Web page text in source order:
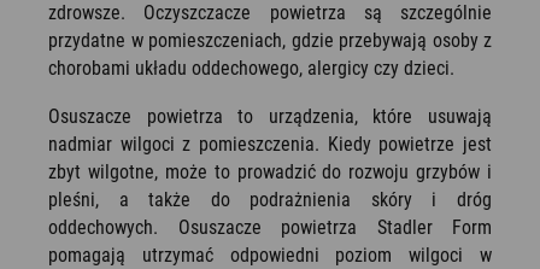
zdrowsze. Oczyszczacze powietrza są szczególnie
przydatne w pomieszczeniach, gdzie przebywają osoby z
chorobami układu oddechowego, alergicy czy dzieci.
Osuszacze powietrza to urządzenia, które usuwają
nadmiar wilgoci z pomieszczenia. Kiedy powietrze jest
zbyt wilgotne, może to prowadzić do rozwoju grzybów i
pleśni, a także do podrażnienia skóry i dróg
oddechowych. Osuszacze powietrza Stadler Form
pomagają utrzymać odpowiedni poziom wilgoci w